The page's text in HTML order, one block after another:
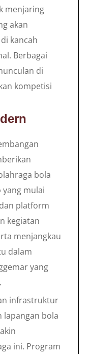
menjaring
akan
kancah
Berbagai
di
kompetisi
bola
yang mulai
platform
kegiatan
menjangkau
dalam
yang
infrastruktur
lapangan bola
ini. Program